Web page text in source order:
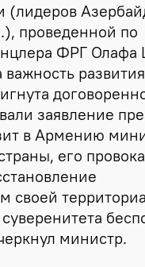
(лидеров
проведенной по
ФРГ Олафа
заявление
в Армению
его
своей
министр.